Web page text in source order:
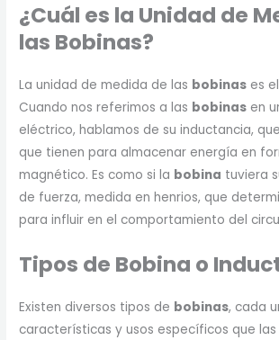
¿Cuál es la Unidad de
las Bobinas?
La unidad de medida de las bobinas es el
Cuando nos referimos a las bobinas en
eléctrico, hablamos de su inductancia,
que tienen para almacenar energía en
magnético. Es como si la bobina tuviera
de fuerza, medida en henrios, que
para influir en el comportamiento del
Tipos de Bobina o
Existen diversos tipos de bobinas, cada
características y usos específicos que las